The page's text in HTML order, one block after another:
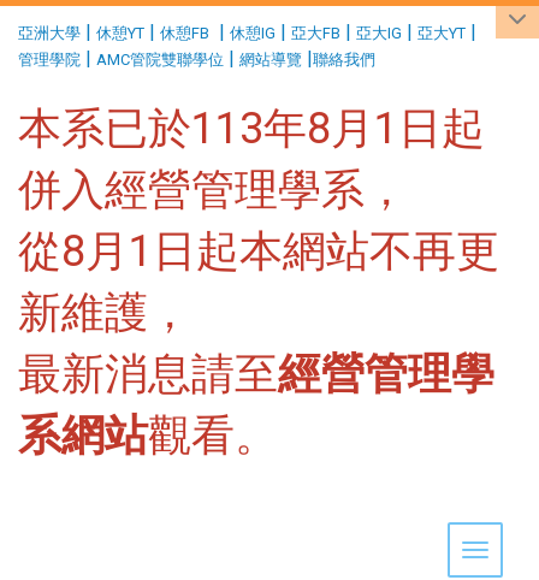
亞洲大學 | 休憩YT | 休憩FB | 休憩IG | 亞大FB | 亞大IG | 亞大YT |
管理學院 | AMC管院雙聯學位 | 網站導覽 |聯絡我們
本系已於113年8月1日起
併入經營管理學系，
從8月1日起本網站不再更
新維護，
最新消息請至經營管理學
系網站觀看。
Toggle